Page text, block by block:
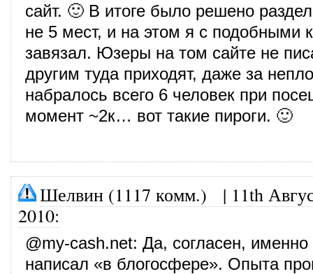
сайт. 🙂 В итоге было решено
не 5 мест, и на этом я с подобными
завязал. Юзеры на том сайте не
другим туда приходят, даже за
набралось всего 6 человек при
момент ~2к… вот такие пироги. 🙂
Шелвин (1117 комм.) | 11th
2010:
@my-cash.net: Да, согласен, именно
написал «в блогосфере». Опыта